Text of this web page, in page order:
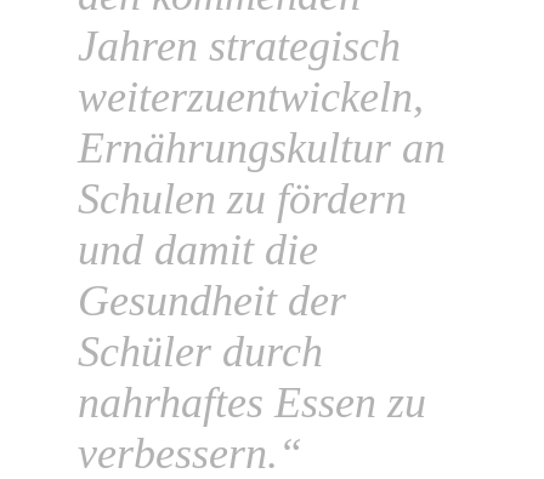
Jahren strategisch
weiterzuentwickeln,
Ernährungskultur an
Schulen zu fördern
und damit die
Gesundheit der
Schüler durch
nahrhaftes Essen zu
verbessern.“